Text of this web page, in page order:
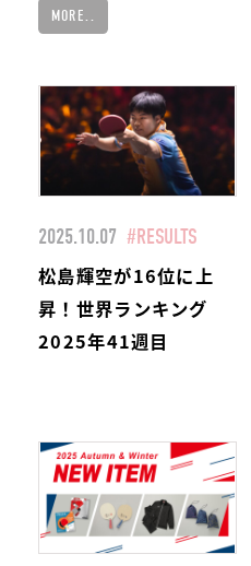
MORE..
2025.10.07 #RESULTS
松島輝空が16位に上
昇！世界ランキング
2025年41週目